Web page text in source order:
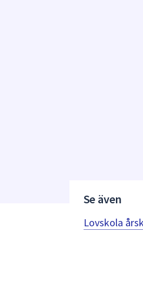
Se även
Lovskola